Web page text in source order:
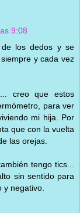
9:08
los dedos y se
y cada vez
creo que estos
para ver
mi hija. Por
que con la vuelta
las orejas.
tengo tics...
sin sentido para
y negativo.